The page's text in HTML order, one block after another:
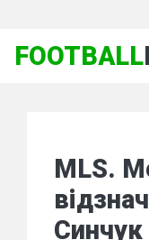
FOOTBALL
MLS.
Синчук